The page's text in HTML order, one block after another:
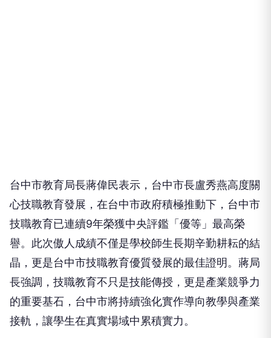
心技職教育發展，在台中市政府積極推動下，台中市
技職教育已連續9年榮獲中央評鑑「優等」最高榮
譽。此次傲人成績不僅是學校師生長期辛勤耕耘的結
晶，更是台中市技職教育優質發展的最佳證明。蔣局
長強調，技職教育不只是技能傳授，更是產業競爭力
的重要基石，台中市將持續強化實作導向教學與產業
接軌，讓學生在真實場域中累積實力。
此次競賽中，台中高工表現尤為突出，勇奪4金、2